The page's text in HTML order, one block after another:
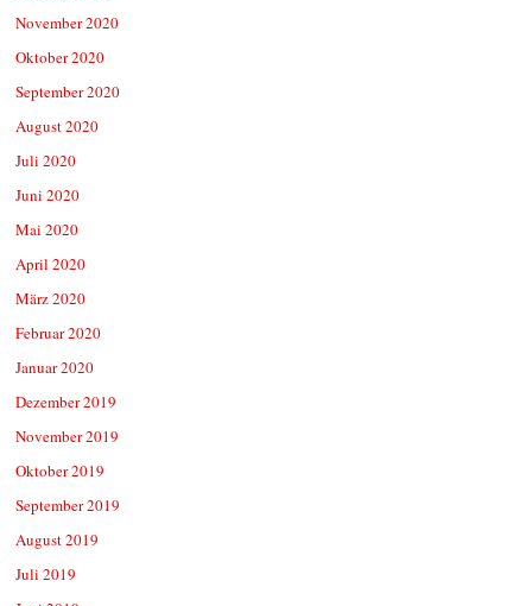
November 2020
Oktober 2020
September 2020
August 2020
Juli 2020
Juni 2020
Mai 2020
April 2020
März 2020
Februar 2020
Januar 2020
Dezember 2019
November 2019
Oktober 2019
September 2019
August 2019
Juli 2019